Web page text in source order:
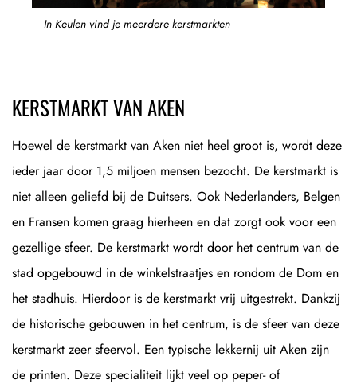
In Keulen vind je meerdere kerstmarkten
KERSTMARKT VAN AKEN
Hoewel de kerstmarkt van Aken niet heel groot is, wordt deze
ieder jaar door 1,5 miljoen mensen bezocht. De kerstmarkt is
niet alleen geliefd bij de Duitsers. Ook Nederlanders, Belgen
en Fransen komen graag hierheen en dat zorgt ook voor een
gezellige sfeer. De kerstmarkt wordt door het centrum van de
stad opgebouwd in de winkelstraatjes en rondom de Dom en
het stadhuis. Hierdoor is de kerstmarkt vrij uitgestrekt. Dankzij
de historische gebouwen in het centrum, is de sfeer van deze
kerstmarkt zeer sfeervol. Een typische lekkernij uit Aken zijn
de printen. Deze specialiteit lijkt veel op peper- of